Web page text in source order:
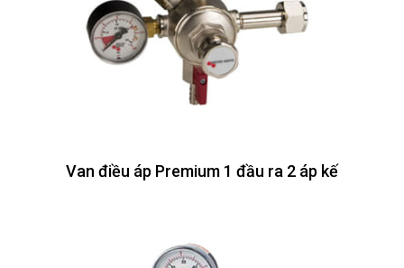
Van điều áp Premium 1 đầu ra 2 áp kế